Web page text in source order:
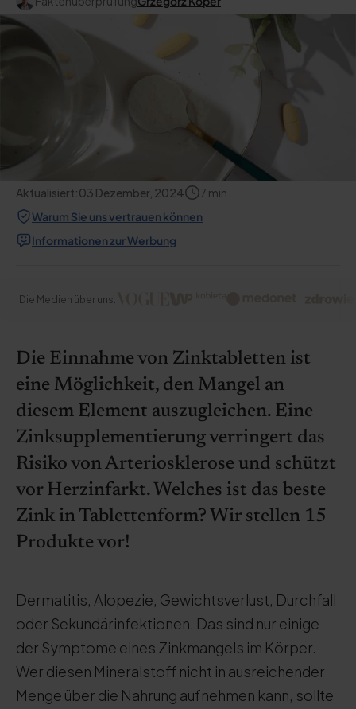
Aktualisiert:03 Dezember, 2024 7 min
Warum Sie uns vertrauen können
Informationen zur Werbung
Die Medien über uns:
Die Einnahme von Zinktabletten ist
eine Möglichkeit, den Mangel an
diesem Element auszugleichen. Eine
Zinksupplementierung verringert das
Risiko von Arteriosklerose und schützt
vor Herzinfarkt. Welches ist das beste
Zink in Tablettenform? Wir stellen 15
Produkte vor!
Dermatitis, Alopezie, Gewichtsverlust, Durchfall
oder Sekundärinfektionen. Das sind nur einige
der Symptome eines Zinkmangels im Körper.
Wer diesen Mineralstoff nicht in ausreichender
Menge über die Nahrung aufnehmen kann, sollte